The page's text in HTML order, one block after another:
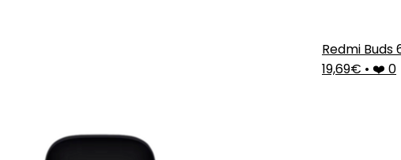
Redmi Buds
19,69€ • ❤️ 0